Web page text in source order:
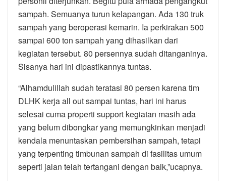
sampah. Semuanya turun kelapangan. Ada 130 truk
sampah yang beroperasi kemarin. Ia perkirakan 500
sampai 600 ton sampah yang dihasilkan dari
kegiatan tersebut. 80 persennya sudah ditanganinya.
Sisanya hari ini dipastikannya tuntas.
“Alhamdulillah sudah teratasi 80 persen karena tim
DLHK kerja all out sampai tuntas, hari ini harus
selesai cuma properti support kegiatan masih ada
yang belum dibongkar yang memungkinkan menjadi
kendala menuntaskan pembersihan sampah, tetapi
yang terpenting timbunan sampah di fasilitas umum
seperti jalan telah tertangani dengan baik,”ucapnya.